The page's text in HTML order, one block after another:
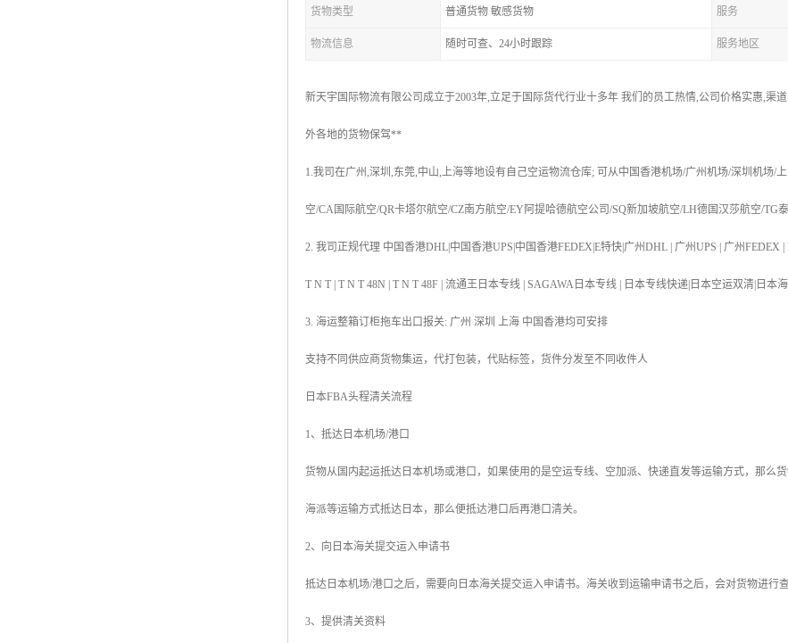
货物类型 普通货物 敏感货物 服务
物流信息 随时可查、24小时跟踪 服务地区
新天宇国际物流有限公司成立于2003年,立足于国际货代行业十多年 我们的员工热情,公司价格实惠,渠
外各地的货物保驾**
1.我司在广州,深圳,东莞,中山,上海等地设有自己空运物流仓库; 可从中国香港机场/广州机场/深圳机场
空/CA国际航空/QR卡塔尔航空/CZ南方航空/EY阿提哈德航空公司/SQ新加坡航空/LH德国汉莎航空/TG
2. 我司正规代理 中国香港DHL|中国香港UPS|中国香港FEDEX|E特快|广州DHL | 广州UPS | 广州
T N T | T N T 48N | T N T 48F | 流通王日本专线 | SAGAWA日本专线 | 日本专线快递|日本空运双清|日本
3. 海运整箱订柜拖车出口报关: 广州 深圳 上海 中国香港均可安排
支持不同供应商货物集运，代打包装，代贴标签，货件分发至不同收件人
日本FBA头程清关流程
1、抵达日本机场/港口
货物从国内起运抵达日本机场或港口，如果使用的是空运专线、空加派、快递直发等运输方式，那么
海派等运输方式抵达日本，那么便抵达港口后再港口清关。
2、向日本海关提交运入申请书
抵达日本机场/港口之后，需要向日本海关提交运入申请书。海关收到运输申请书之后，会对货物进行
3、提供清关资料